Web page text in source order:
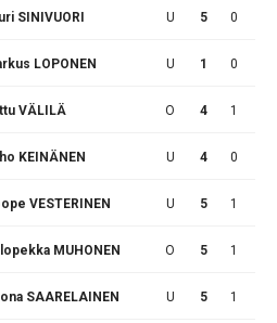
SINIVUORI U 5 0
LOPONEN U 1 0
VÄLILÄ O 4 1
KEINÄNEN U 4 0
VESTERINEN U 5 1
MUHONEN O 5 1
SAARELAINEN U 5 1